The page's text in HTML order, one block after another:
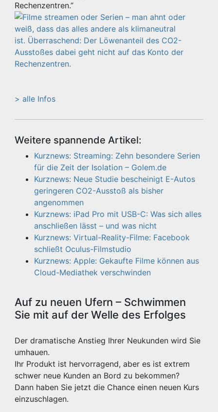
Rechenzentren.”
> alle Infos
Weitere spannende Artikel:
Kurznews: Streaming: Zehn besondere Serien
für die Zeit der Isolation – Golem.de
Kurznews: Neue Studie bescheinigt E-Autos
geringeren CO2-Ausstoß als bisher
angenommen
Kurznews: iPad Pro mit USB-C: Was sich alles
anschließen lässt – und was nicht
Kurznews: Virtual-Reality-Filme: Facebook
schließt Oculus-Filmstudio
Kurznews: Apple: Gekaufte Filme können aus
Cloud-Mediathek verschwinden
Auf zu neuen Ufern – Schwimmen
Sie mit auf der Welle des Erfolges
Der dramatische Anstieg Ihrer Neukunden wird Sie
umhauen.
Ihr Produkt ist hervorragend, aber es ist extrem
schwer neue Kunden an Bord zu bekommen?
Dann haben Sie jetzt die Chance einen neuen Kurs
einzuschlagen.